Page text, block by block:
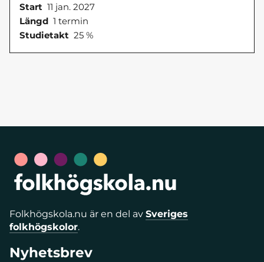
Start 11 jan. 2027
Längd 1 termin
Studietakt 25 %
Folkhögskola.nu är en del av Sveriges
folkhögskolor.
Nyhetsbrev